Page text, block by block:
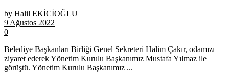
by Halil EKİCİOĞLU
9 Ağustos 2022
0
Belediye Başkanları Birliği Genel Sekreteri Halim Çakır, odamızı
ziyaret ederek Yönetim Kurulu Başkanımız Mustafa Yılmaz ile
görüştü. Yönetim Kurulu Başkanımız ...